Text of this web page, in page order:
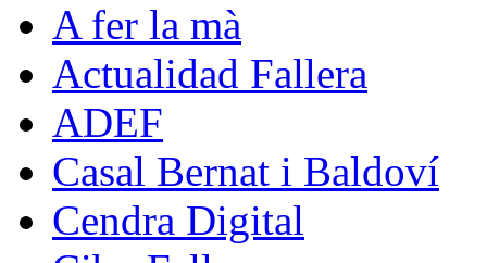
A fer la mà
Actualidad Fallera
ADEF
Casal Bernat i Baldoví
Cendra Digital